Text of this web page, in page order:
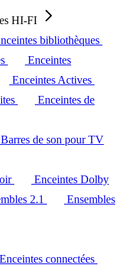
HI-FI
bibliothèques
Enceintes
Enceintes Actives
Enceintes de
Barres de son pour TV
Enceintes Dolby
2.1
Ensembles
Enceintes connectées